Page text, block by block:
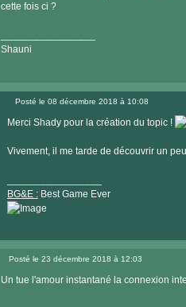
cette fois ci ?
Shauni
Posté le 08 décembre 2018 à 10:08
Merci Shady pour la création du topic !
Vivement, il me tarde de découvrir un
BG&E :Best Game Ever
Visiter
le
internet
Posté le 23 décembre 2018 à 12:03
Un tue l'amour instantané la connexion